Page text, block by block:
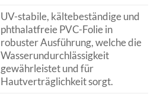
UV-stabile, kältebeständige und
phthalatfreie PVC-Folie in
robuster Ausführung, welche die
Wasserundurchlässigkeit
gewährleistet und für
Hautverträglichkeit sorgt.